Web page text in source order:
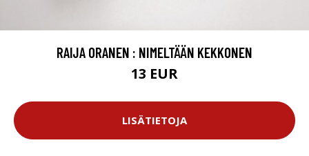
RAIJA ORANEN : NIMELTÄÄN KEKKONEN
13 EUR
LISÄTIETOJA